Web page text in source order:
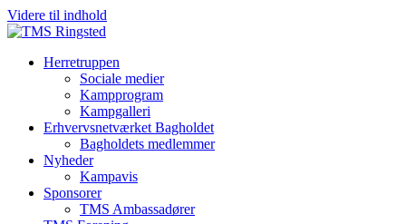
Videre til indhold
Herretruppen
Sociale medier
Kampprogram
Kampgalleri
Erhvervsnetværket Bagholdet
Bagholdets medlemmer
Nyheder
Kampavis
Sponsorer
TMS Ambassadører